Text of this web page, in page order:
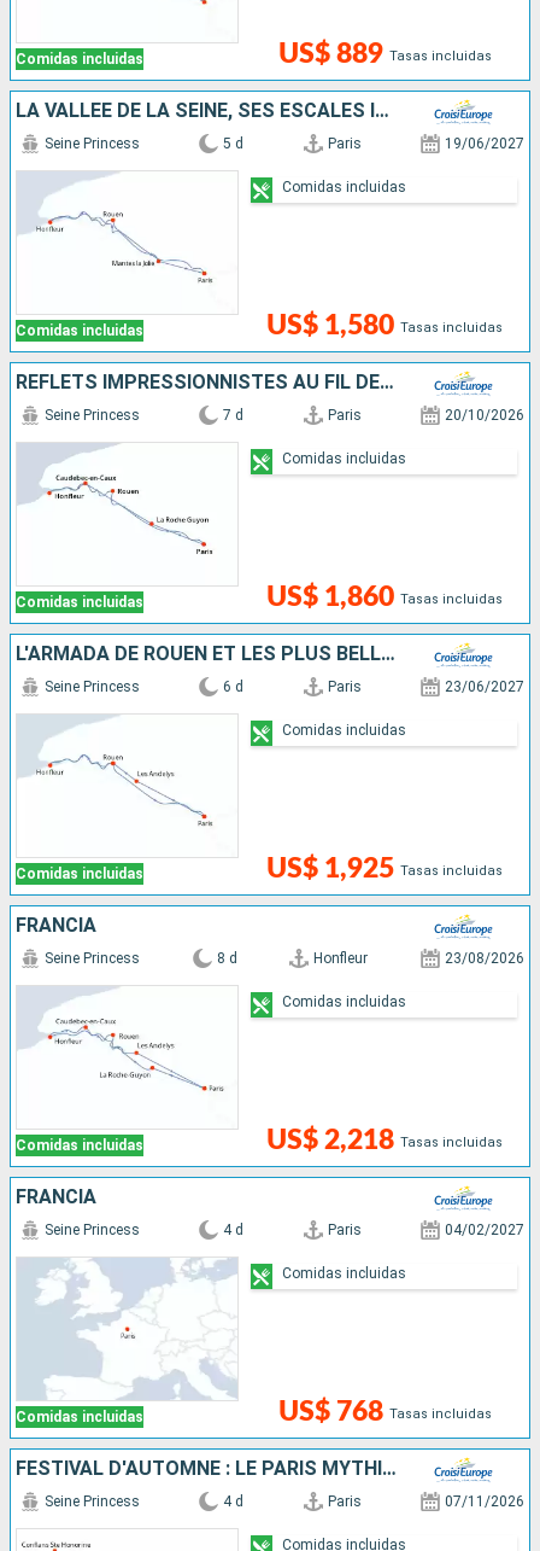
Comidas incluidas US$ 889 Tasas incluidas
LA VALLÉE DE LA SEINE, SES ESCALES INCONTOURNABLES ET L'ARMADA DE ROUEN
Comidas incluidas
Seine Princess 5 d Paris 19/06/2027
US$ 1,580 Tasas incluidas
Comidas incluidas
REFLETS IMPRESSIONNISTES AU FIL DE LA SEINE
Comidas incluidas
Seine Princess 7 d Paris 20/10/2026
US$ 1,860 Tasas incluidas
Comidas incluidas
L'ARMADA DE ROUEN ET LES PLUS BELLES ESCALES DE LA VALLÉE DE LA SEINE
Comidas incluidas
Seine Princess 6 d Paris 23/06/2027
US$ 1,925 Tasas incluidas
Comidas incluidas
FRANCIA
Comidas incluidas
Seine Princess 8 d Honfleur 23/08/2026
US$ 2,218 Tasas incluidas
Comidas incluidas
FRANCIA
Comidas incluidas
Seine Princess 4 d Paris 04/02/2027
US$ 768 Tasas incluidas
Comidas incluidas
FESTIVAL D'AUTOMNE : LE PARIS MYTHIQUE
Seine Princess 4 d Paris 07/11/2026
Comidas incluidas